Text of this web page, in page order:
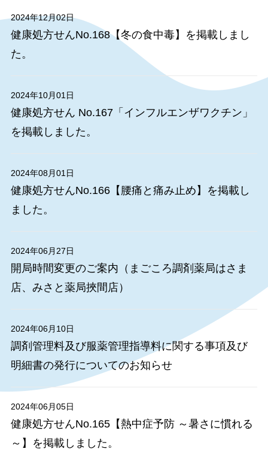
2024年12月02日
健康処方せんNo.168【冬の食中毒】を掲載しまし
た。
2024年10月01日
健康処方せん No.167「インフルエンザワクチン」
を掲載しました。
2024年08月01日
健康処方せんNo.166【腰痛と痛み止め】を掲載し
ました。
2024年06月27日
開局時間変更のご案内（まごころ調剤薬局はさま
店、みさと薬局挾間店）
2024年06月10日
調剤管理料及び服薬管理指導料に関する事項及び
明細書の発行についてのお知らせ
2024年06月05日
健康処方せんNo.165【熱中症予防 ～暑さに慣れる
～】を掲載しました。